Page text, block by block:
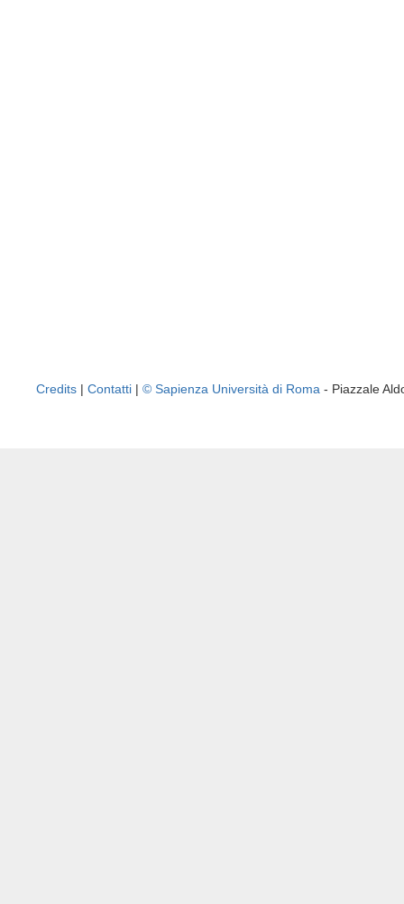
Credits | Contatti | © Sapienza Università di Roma - Piazzale